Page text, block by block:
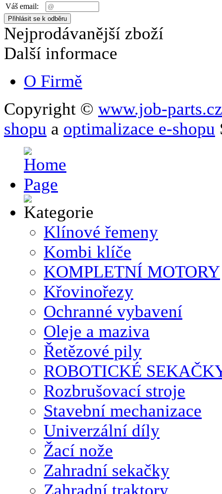
Váš email:
Nejprodávanější zboží
Další informace
O Firmě
Copyright © www.job-parts.cz
shopu a optimalizace e-shopu
Klínové řemeny
Kombi klíče
KOMPLETNÍ MOTORY
Křovinořezy
Ochranné vybavení
Oleje a maziva
Řetězové pily
ROBOTICKÉ
Rozbrušovací stroje
Stavební mechanizace
Univerzální díly
Žací nože
Zahradní sekačky